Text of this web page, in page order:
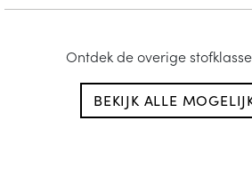
Ontdek de overige
BEKIJK ALLE